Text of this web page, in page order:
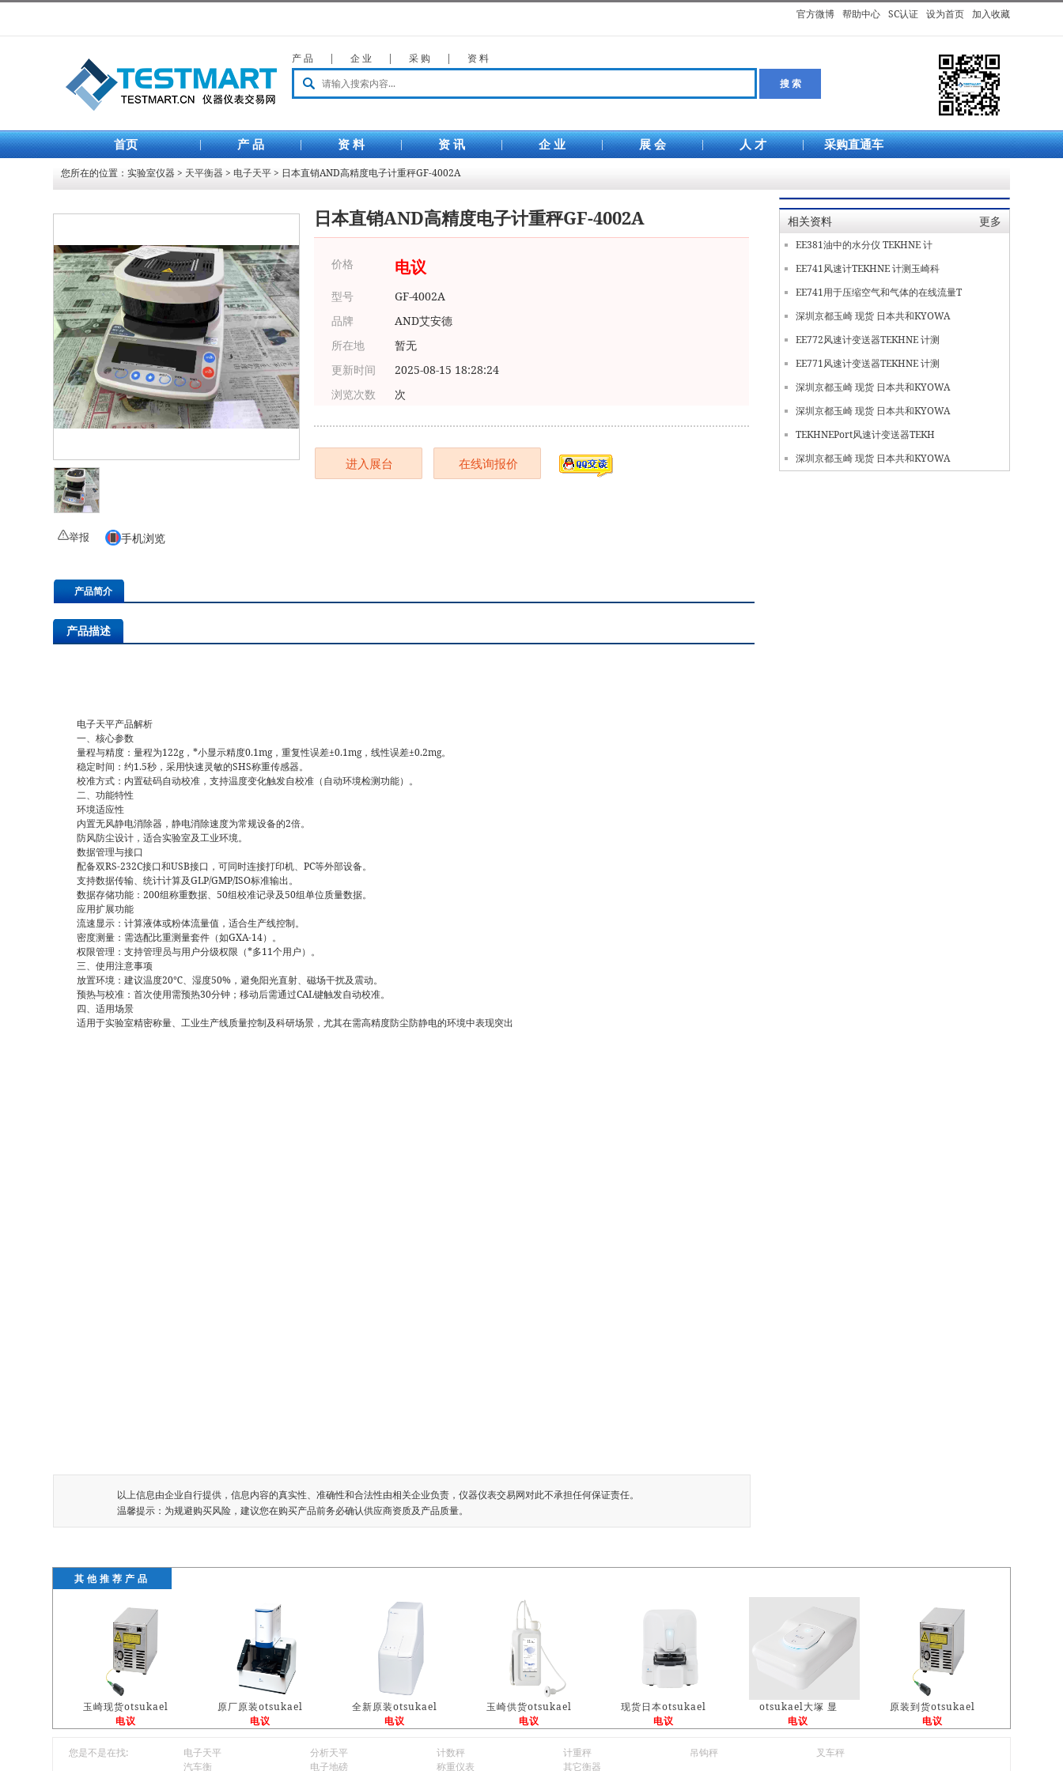
官方微博 帮助中心 SC认证 设为首页 加入收藏
产 品 | 企 业 | 采 购 | 资 料
首页 | 产 品 | 资 料 | 资 讯 | 企 业 | 展 会 | 人 才 | 采购直通车
您所在的位置： 实验室仪器> 天平衡器> 电子天平> 日本直销AND高精度电子计重秤GF-4002A
举报 手机浏览
日本直销AND高精度电子计重秤GF-4002A
价格 电议
型号
GF-4002A
品牌
AND艾安德
所在地
暂无
更新时间
2025-08-15 18:28:24
浏览次数
次
进入展台
产品简介
产品描述
电子天平产品解析‌
一、核心参数
‌量程与精度‌：量程为122g，*小显示精度0.1mg，重复性误差±0.1mg，线性误差±0.2mg。
‌稳定时间‌：约1.5秒，采用快速灵敏的SHS称重传感器。
‌校准方式‌：内置砝码自动校准，支持温度变化触发自校准（自动环境检测功能）。
二、功能特性
‌环境适应性‌
内置无风静电消除器，静电消除速度为常规设备的2倍。
防风防尘设计，适合实验室及工业环境。
‌数据管理与接口‌
配备双RS-232C接口和USB接口，可同时连接打印机、PC等外部设备。
支持数据传输、统计计算及GLP/GMP/ISO标准输出。
数据存储功能：200组称重数据、50组校准记录及50组单位质量数据。
‌应用扩展功能‌
‌流速显示‌：计算液体或粉体流量值，适合生产线控制。
‌密度测量‌：需选配比重测量套件（如GXA-14）。
‌权限管理‌：支持管理员与用户分级权限（*多11个用户）。
三、使用注意事项
‌放置环境‌：建议温度20℃、湿度50%，避免阳光直射、磁场干扰及震动。
‌预热与校准‌：首次使用需预热30分钟；移动后需通过CAL键触发自动校准。
四、适用场景
适用于实验室精密称量、工业生产线质量控制及科研场景，尤其在需高精度防尘防静电的环境中表现突出
相关资料 更多
EE381油中的水分仪 TEKHNE 计
EE741风速计TEKHNE 计测玉崎科
EE741用于压缩空气和气体的在线流量T
深圳京都玉崎 现货 日本共和KYOWA
EE772风速计变送器TEKHNE 计测
EE771风速计变送器TEKHNE 计测
深圳京都玉崎 现货 日本共和KYOWA
深圳京都玉崎 现货 日本共和KYOWA
TEKHNEPort风速计变送器TEKH
深圳京都玉崎 现货 日本共和KYOWA
以上信息由企业自行提供，信息内容的真实性、准确性和合法性由相关企业负责，仪器仪表交易网对此不承担任何保证责任。
温馨提示：为规避购买风险，建议您在购买产品前务必确认供应商资质及产品质量。
其他推荐产品
玉崎现货otsukael
电议
原厂原装otsukael
电议
全新原装otsukael
电议
玉崎供货otsukael
电议
现货日本otsukael
电议
otsukael大塚 显
电议
原装到货otsukael
电议
您是不是在找: 电子天平 分析天平 计数秤 计重秤 吊钩秤
叉车秤
汽车衡
电子地磅 称重仪表 其它衡器